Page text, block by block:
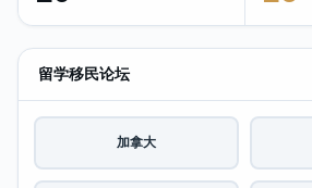
留学移民论坛
加拿大